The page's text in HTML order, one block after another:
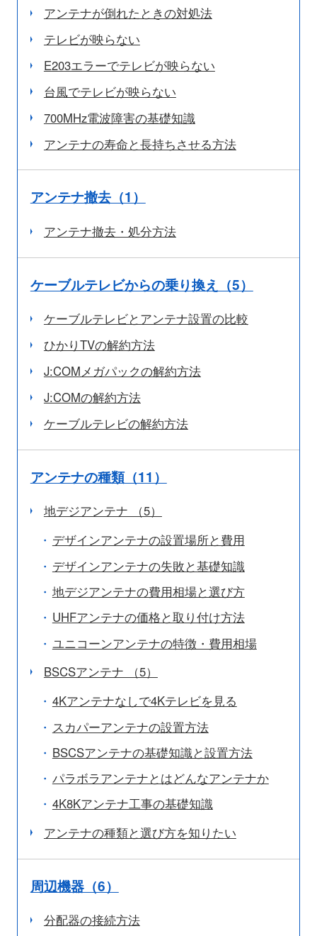
アンテナが倒れたときの対処法
テレビが映らない
E203エラーでテレビが映らない
台風でテレビが映らない
700MHz電波障害の基礎知識
アンテナの寿命と長持ちさせる方法
アンテナ撤去（1）
アンテナ撤去・処分方法
ケーブルテレビからの乗り換え（5）
ケーブルテレビとアンテナ設置の比較
ひかりTVの解約方法
J:COMメガパックの解約方法
J:COMの解約方法
ケーブルテレビの解約方法
アンテナの種類（11）
地デジアンテナ （5）
デザインアンテナの設置場所と費用
デザインアンテナの失敗と基礎知識
地デジアンテナの費用相場と選び方
UHFアンテナの価格と取り付け方法
ユニコーンアンテナの特徴・費用相場
BSCSアンテナ （5）
4Kアンテナなしで4Kテレビを見る
スカパーアンテナの設置方法
BSCSアンテナの基礎知識と設置方法
パラボラアンテナとはどんなアンテナか
4K8Kアンテナ工事の基礎知識
アンテナの種類と選び方を知りたい
周辺機器（6）
分配器の接続方法